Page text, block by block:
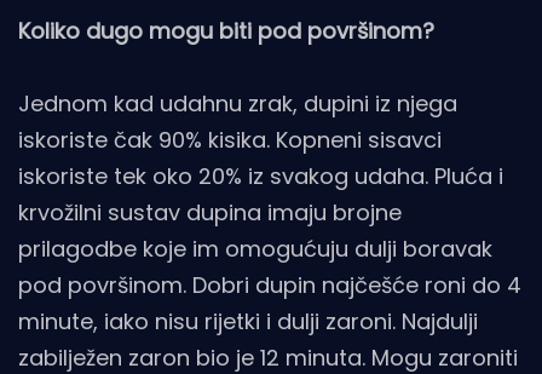
Koliko dugo mogu biti pod površinom?
Jednom kad udahnu zrak, dupini iz njega
iskoriste čak 90% kisika. Kopneni sisavci
iskoriste tek oko 20% iz svakog udaha. Pluća i
krvožilni sustav dupina imaju brojne
prilagodbe koje im omogućuju dulji boravak
pod površinom. Dobri dupin najčešće roni do 4
minute, iako nisu rijetki i dulji zaroni. Najdulji
zabilježen zaron bio je 12 minuta. Mogu zaroniti